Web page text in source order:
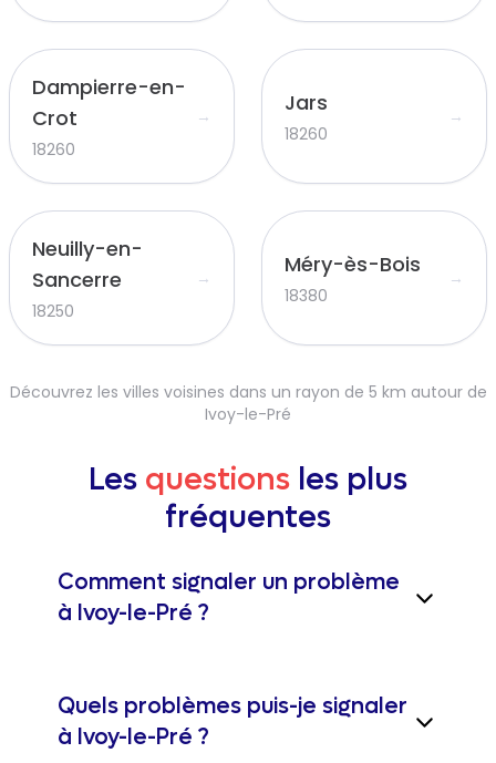
Dampierre-en-
Crot
18260
→ Jars
18260
→
Neuilly-en-
Sancerre
18250
→ Méry-ès-Bois
18380
→
Découvrez les villes voisines dans un rayon de 5 km autour de
Ivoy-le-Pré
Les questions les plus
fréquentes
Comment signaler un problème
à Ivoy-le-Pré ?
Quels problèmes puis-je signaler
à Ivoy-le-Pré ?